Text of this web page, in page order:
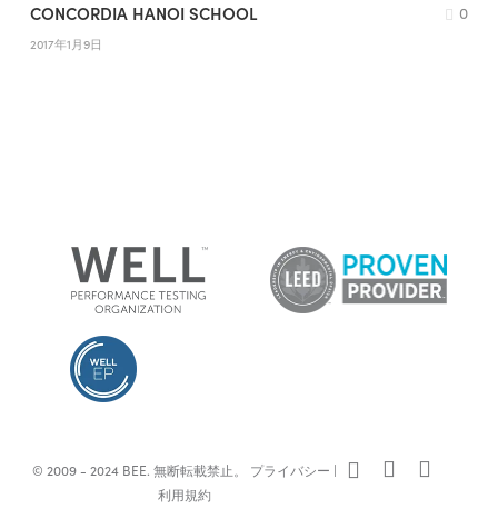
CONCORDIA HANOI SCHOOL
2017年1月9日
0
© 2009 - 2024 BEE. 無断転載禁止。 プライバシー |
利用規約
x-
facebooklinkedin